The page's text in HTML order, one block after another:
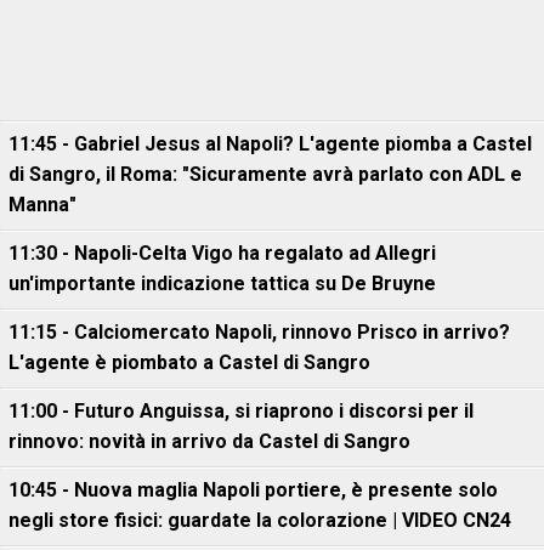
11:45 - Gabriel Jesus al Napoli? L'agente piomba a Castel
di Sangro, il Roma: "Sicuramente avrà parlato con ADL e
Manna"
11:30 - Napoli-Celta Vigo ha regalato ad Allegri
un'importante indicazione tattica su De Bruyne
11:15 - Calciomercato Napoli, rinnovo Prisco in arrivo?
L'agente è piombato a Castel di Sangro
11:00 - Futuro Anguissa, si riaprono i discorsi per il
rinnovo: novità in arrivo da Castel di Sangro
10:45 - Nuova maglia Napoli portiere, è presente solo
negli store fisici: guardate la colorazione | VIDEO CN24